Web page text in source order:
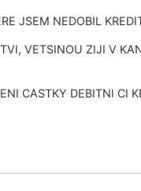
JSEM NEDOBIL
VETSINOU ZIJI V
CASTKY DEBITNI CI